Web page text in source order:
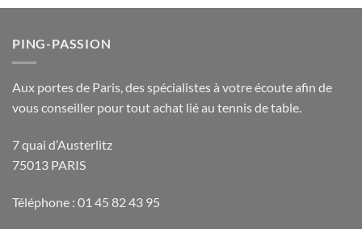
PING-PASSION
Aux portes de Paris, des spécialistes à votre écoute afin de
vous conseiller pour tout achat lié au tennis de table.
7 quai d’Austerlitz
75013 PARIS
Téléphone : 01 45 82 43 95